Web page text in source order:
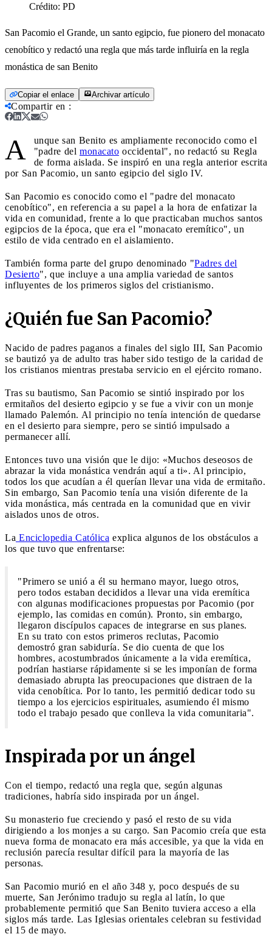
Crédito: PD
San Pacomio el Grande, un santo egipcio, fue pionero del monacato
cenobítico y redactó una regla que más tarde influiría en la regla
monástica de san Benito
Copiar el enlace Archivar artículo
Compartir en :
A
unque san Benito es ampliamente reconocido como el
"padre del monacato occidental", no redactó su Regla
de forma aislada. Se inspiró en una regla anterior escrita
por San Pacomio, un santo egipcio del siglo IV.
San Pacomio es conocido como el "padre del monacato
cenobítico", en referencia a su papel a la hora de enfatizar la
vida en comunidad, frente a lo que practicaban muchos santos
egipcios de la época, que era el "monacato eremítico", un
estilo de vida centrado en el aislamiento.
También forma parte del grupo denominado "Padres del
Desierto", que incluye a una amplia variedad de santos
influyentes de los primeros siglos del cristianismo.
¿Quién fue San Pacomio?
Nacido de padres paganos a finales del siglo III, San Pacomio
se bautizó ya de adulto tras haber sido testigo de la caridad de
los cristianos mientras prestaba servicio en el ejército romano.
Tras su bautismo, San Pacomio se sintió inspirado por los
ermitaños del desierto egipcio y se fue a vivir con un monje
llamado Palemón. Al principio no tenía intención de quedarse
en el desierto para siempre, pero se sintió impulsado a
permanecer allí.
Entonces tuvo una visión que le dijo: «Muchos deseosos de
abrazar la vida monástica vendrán aquí a ti». Al principio,
todos los que acudían a él querían llevar una vida de ermitaño.
Sin embargo, San Pacomio tenía una visión diferente de la
vida monástica, más centrada en la comunidad que en vivir
aislados unos de otros.
La Enciclopedia Católica explica algunos de los obstáculos a
los que tuvo que enfrentarse:
"Primero se unió a él su hermano mayor, luego otros,
pero todos estaban decididos a llevar una vida eremítica
con algunas modificaciones propuestas por Pacomio (por
ejemplo, las comidas en común). Pronto, sin embargo,
llegaron discípulos capaces de integrarse en sus planes.
En su trato con estos primeros reclutas, Pacomio
demostró gran sabiduría. Se dio cuenta de que los
hombres, acostumbrados únicamente a la vida eremítica,
podrían hastiarse rápidamente si se les imponían de forma
demasiado abrupta las preocupaciones que distraen de la
vida cenobítica. Por lo tanto, les permitió dedicar todo su
tiempo a los ejercicios espirituales, asumiendo él mismo
todo el trabajo pesado que conlleva la vida comunitaria".
Inspirada por un ángel
Con el tiempo, redactó una regla que, según algunas
tradiciones, habría sido inspirada por un ángel.
Su monasterio fue creciendo y pasó el resto de su vida
dirigiendo a los monjes a su cargo. San Pacomio creía que esta
nueva forma de monacato era más accesible, ya que la vida en
reclusión parecía resultar difícil para la mayoría de las
personas.
San Pacomio murió en el año 348 y, poco después de su
muerte, San Jerónimo tradujo su regla al latín, lo que
probablemente permitió que San Benito tuviera acceso a ella
siglos más tarde. Las Iglesias orientales celebran su festividad
el 15 de mayo.